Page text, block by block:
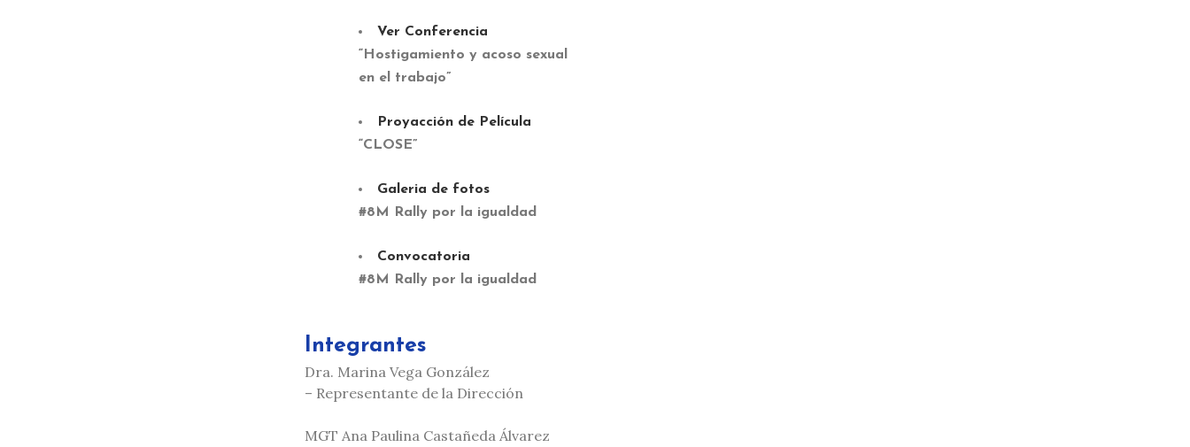
Ver Conferencia
“Hostigamiento y acoso sexual
en el trabajo”
Proyacción de Película
“CLOSE”
Galeria de fotos
#8M Rally por la igualdad
Convocatoria
#8M Rally por la igualdad
Integrantes
Dra. Marina Vega González
– Representante de la Dirección
MGT Ana Paulina Castañeda Álvarez